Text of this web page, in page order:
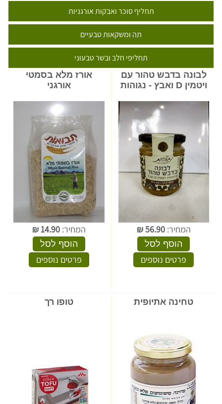
תחליף סוכר ואבקות אורגניות
תה ומשקאות טבעיים
תחליפי חלב ובשר טבעוני
לבונה בדבש טהור עם
ויטמין D ואבץ - נגוהות
המחיר:56.90
₪
הוסף לסל
פרטים נוספים
אורז מלא בסמטי
אורגני
המחיר:14.90
₪
הוסף לסל
פרטים נוספים
טחינה אתיופית טופו רך